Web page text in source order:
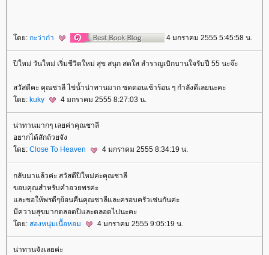
ดย: กะว่าก๋า 4 มกราคม 2555 5:45:58 น.
ปีใหม่ วันใหม่ เริ่มชีวิตใหม่ สุข สนุก สดใส สำราญเบิกบานใจรับปี 55 นะจ๊ะ
สวัสดีคะ คุณชาลี ไข่น้ำน่าทานมาก ซดตอนเช้าร้อน ๆ กำลังดีเลยนะคะ
ดย: kuky 4 มกราคม 2555 8:27:03 น.
น่าทานมากๆ เลยค่าคุณชาลี
อยากได้สักถ้วยจัง
ดย: Close To Heaven 4 มกราคม 2555 8:34:19 น.
กลับมาแล้วค่ะ สวัสดีปีใหม่ค่ะคุณชาลี
ขอบคุณสำหรับคำอวยพรค่ะ
ละขอให้พรดีๆย้อนคืนคุณชาลีและครอบครัวเช่นกันค่ะ
มีความสุขมากตลอดปีและตลอดไปนะคะ
ดย: สองหนุ่มเนื้อหอม 4 มกราคม 2555 9:05:19 น.
น่าทานจังเลยค่ะ